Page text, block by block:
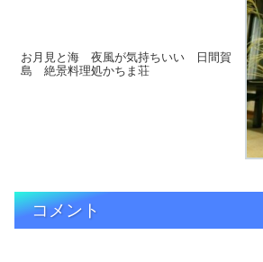
お月見と海 夜風が気持ちいい 日間賀
島 絶景料理処かちま荘
コメント